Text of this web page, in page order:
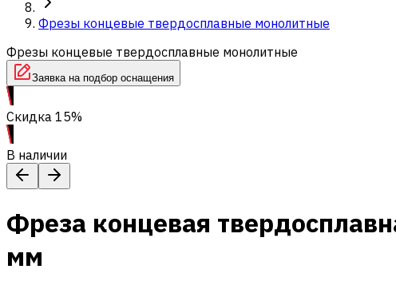
Фрезы концевые твердосплавные монолитные
Фрезы концевые твердосплавные монолитные
Заявка на подбор оснащения
Скидка 15%
В наличии
Фреза концевая
мм